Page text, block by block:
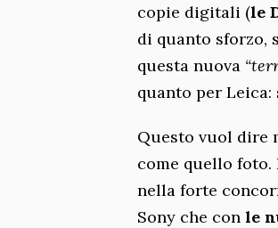
copie digitali (le
di quanto sforzo,
questa nuova
quanto per
Questo vuol dire
come quello
nella forte
Sony che con le